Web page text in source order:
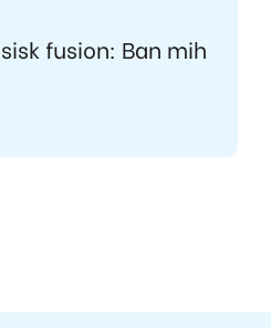
fusion: Ban mih